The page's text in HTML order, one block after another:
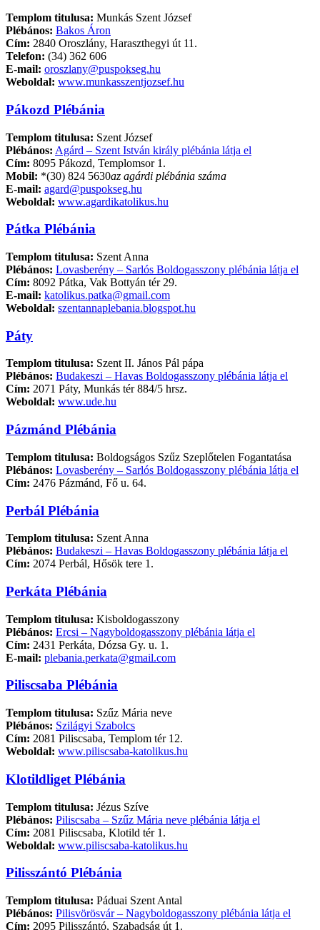
Templom titulusa: Munkás Szent József
Plébános: Bakos Áron
Cím: 2840 Oroszlány, Haraszthegyi út 11.
Telefon: (34) 362 606
E-mail: oroszlany@puspokseg.hu
Weboldal: www.munkasszentjozsef.hu
Pákozd Plébánia
Templom titulusa: Szent József
Plébános: Agárd – Szent István király plébánia látja el
Cím: 8095 Pákozd, Templomsor 1.
Mobil: *(30) 824 5630az agárdi plébánia száma
E-mail: agard@puspokseg.hu
Weboldal: www.agardikatolikus.hu
Pátka Plébánia
Templom titulusa: Szent Anna
Plébános: Lovasberény – Sarlós Boldogasszony plébánia látja el
Cím: 8092 Pátka, Vak Bottyán tér 29.
E-mail: katolikus.patka@gmail.com
Weboldal: szentannaplebania.blogspot.hu
Páty
Templom titulusa: Szent II. János Pál pápa
Plébános: Budakeszi – Havas Boldogasszony plébánia látja el
Cím: 2071 Páty, Munkás tér 884/5 hrsz.
Weboldal: www.ude.hu
Pázmánd Plébánia
Templom titulusa: Boldogságos Szűz Szeplőtelen Fogantatása
Plébános: Lovasberény – Sarlós Boldogasszony plébánia látja el
Cím: 2476 Pázmánd, Fő u. 64.
Perbál Plébánia
Templom titulusa: Szent Anna
Plébános: Budakeszi – Havas Boldogasszony plébánia látja el
Cím: 2074 Perbál, Hősök tere 1.
Perkáta Plébánia
Templom titulusa: Kisboldogasszony
Plébános: Ercsi – Nagyboldogasszony plébánia látja el
Cím: 2431 Perkáta, Dózsa Gy. u. 1.
E-mail: plebania.perkata@gmail.com
Piliscsaba Plébánia
Templom titulusa: Szűz Mária neve
Plébános: Szilágyi Szabolcs
Cím: 2081 Piliscsaba, Templom tér 12.
Weboldal: www.piliscsaba-katolikus.hu
Klotildliget Plébánia
Templom titulusa: Jézus Szíve
Plébános: Piliscsaba – Szűz Mária neve plébánia látja el
Cím: 2081 Piliscsaba, Klotild tér 1.
Weboldal: www.piliscsaba-katolikus.hu
Pilisszántó Plébánia
Templom titulusa: Páduai Szent Antal
Plébános: Pilisvörösvár – Nagyboldogasszony plébánia látja el
Cím: 2095 Pilisszántó, Szabadság út 1.